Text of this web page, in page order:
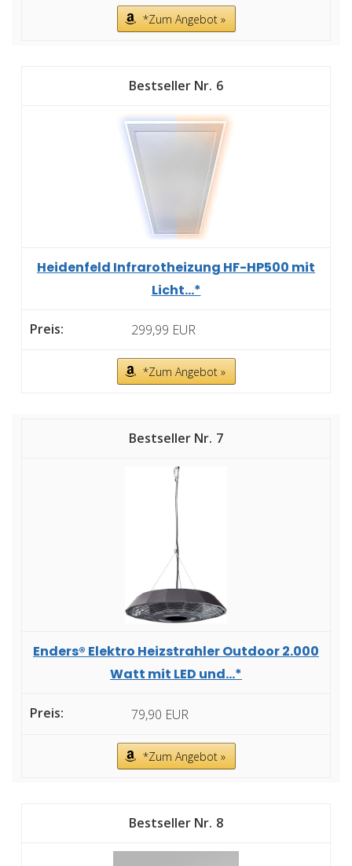
*Zum Angebot »
6
Heidenfeld Infrarotheizung HF-HP500 mit
Licht...*
299,99 EUR
*Zum Angebot »
7
Enders® Elektro Heizstrahler Outdoor 2.000
Watt mit LED und...*
79,90 EUR
*Zum Angebot »
8